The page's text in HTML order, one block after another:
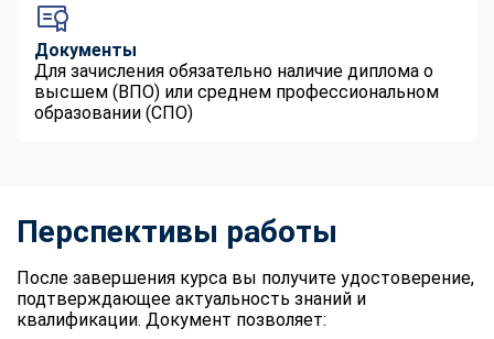
Документы
Для зачисления обязательно наличие диплома о
высшем (ВПО) или среднем профессиональном
образовании (СПО)
Перспективы работы
После завершения курса вы получите удостоверение,
подтверждающее актуальность знаний и
квалификации. Документ позволяет: